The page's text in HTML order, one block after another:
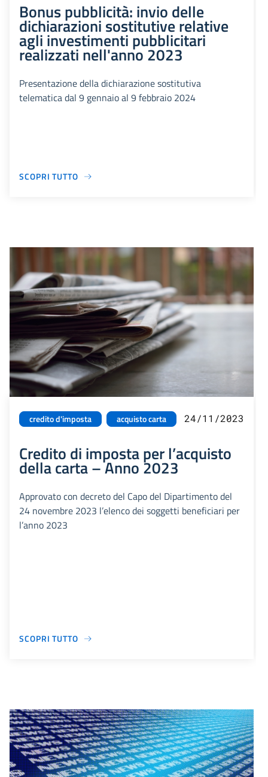
Bonus pubblicità: invio delle
dichiarazioni sostitutive relative
agli investimenti pubblicitari
realizzati nell'anno 2023
Presentazione della dichiarazione sostitutiva
telematica dal 9 gennaio al 9 febbraio 2024
SCOPRI TUTTO
credito d'imposta acquisto carta 24/11/2023
Credito di imposta per l’acquisto
della carta – Anno 2023
Approvato con decreto del Capo del Dipartimento del
24 novembre 2023 l’elenco dei soggetti beneficiari per
l’anno 2023
SCOPRI TUTTO